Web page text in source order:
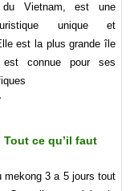
Vietnam, est une
unique et
est la plus grande île
connue pour ses
ce qu’il faut
mekong 3 a 5 jours tout